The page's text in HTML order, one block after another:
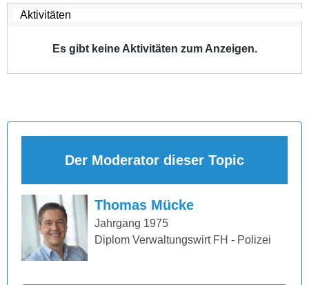
Es gibt keine Aktivitäten zum Anzeigen.
Der Moderator dieser Topic
Thomas Mücke
Jahrgang 1975
Diplom Verwaltungswirt FH - Polizei